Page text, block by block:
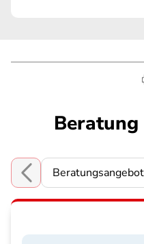
Choose a section